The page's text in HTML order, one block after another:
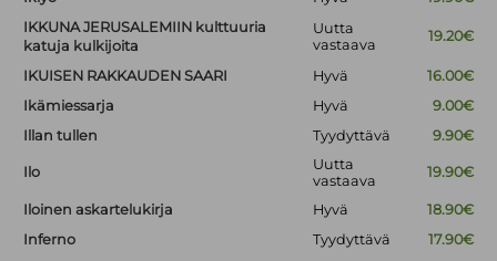
IKKUNA JERUSALEMIIN kulttuuria
katuja kulkijoita
Uutta
vastaava
19.20€
IKUISEN RAKKAUDEN SAARI Hyvä
16.00€
Ikämiessarja
Hyvä
9.00€
Illan tullen
Tyydyttävä 9.90€
Ilo
Uutta
vastaava
19.90€
Iloinen askartelukirja Hyvä
18.90€
Inferno
Tyydyttävä 17.90€